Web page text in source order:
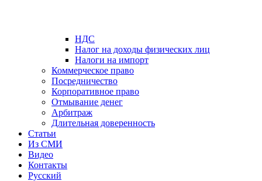
НДС
Налог на доходы физических лиц
Налоги на импорт
Коммерческое право
Посредничество
Корпоративное право
Отмывание денег
Арбитраж
Длительная доверенность
Статьи
Из СМИ
Видео
Контакты
Русский